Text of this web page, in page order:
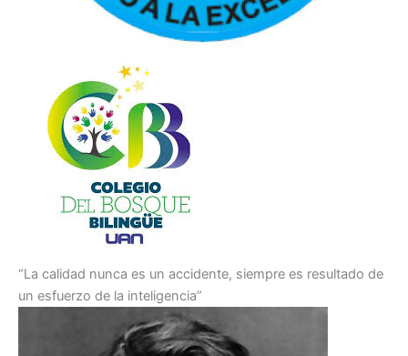
“La calidad nunca es un accidente, siempre es resultado de
un esfuerzo de la inteligencia”